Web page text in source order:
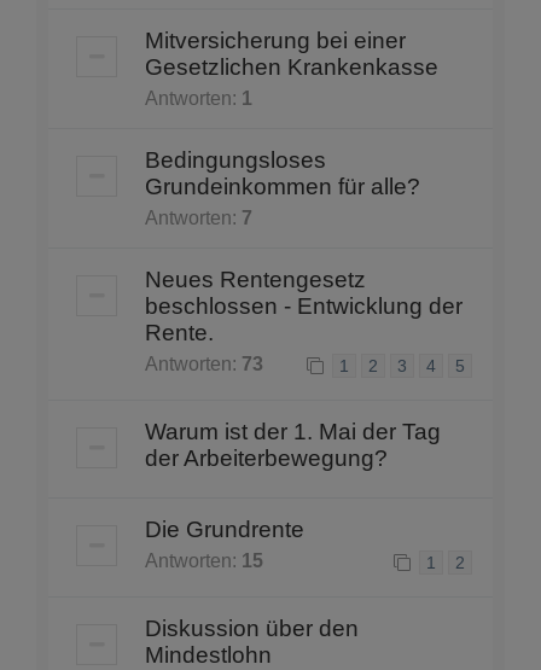
Mitversicherung bei einer
Gesetzlichen Krankenkasse
Antworten: 1
Bedingungsloses
Grundeinkommen für alle?
Antworten: 7
Neues Rentengesetz
beschlossen - Entwicklung der
Rente.
Antworten: 73 1 2 3 4 5
Warum ist der 1. Mai der Tag
der Arbeiterbewegung?
Die Grundrente
Antworten: 15 1 2
Diskussion über den
Mindestlohn